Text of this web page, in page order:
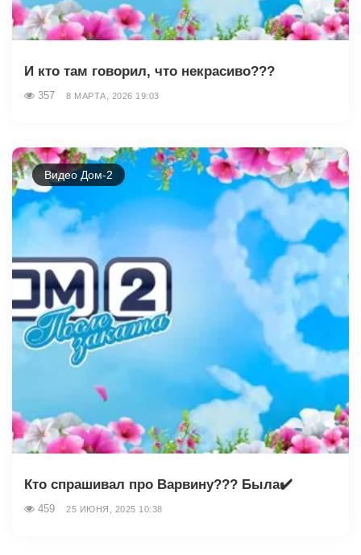
И кто там говорил, что некрасиво???
357 8 МАРТА, 2026 19:03
Видео Дом-2
Кто спрашивал про Варвину??? Была✔️
459 25 ИЮНЯ, 2025 10:38